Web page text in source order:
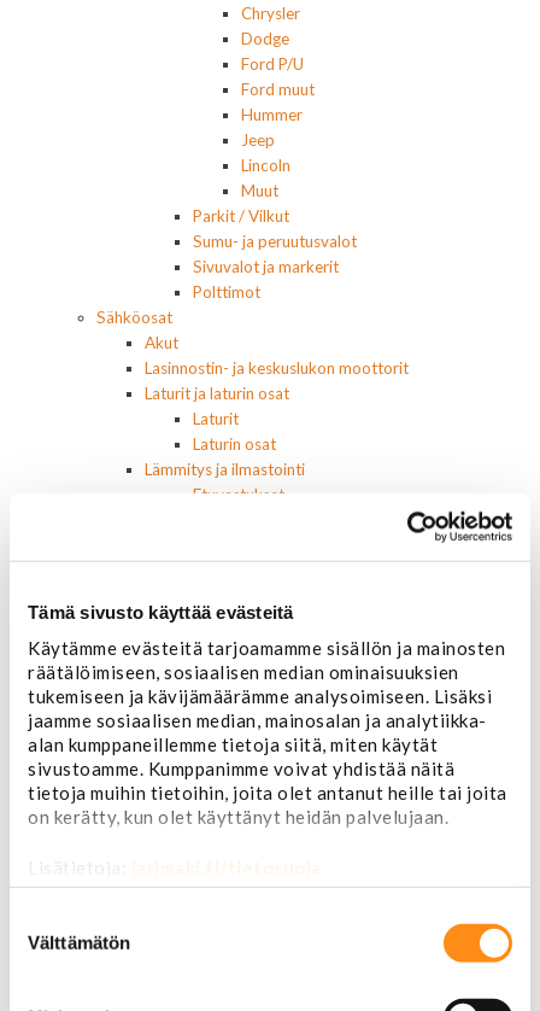
Tämä sivusto käyttää evästeitä
Käytämme evästeitä tarjoamamme sisällön ja mainosten
räätälöimiseen, sosiaalisen median ominaisuuksien
tukemiseen ja kävijämäärämme analysoimiseen. Lisäksi
jaamme sosiaalisen median, mainosalan ja analytiikka-
alan kumppaneillemme tietoja siitä, miten käytät
sivustoamme. Kumppanimme voivat yhdistää näitä
tietoja muihin tietoihin, joita olet antanut heille tai joita
on kerätty, kun olet käyttänyt heidän palvelujaan.
Lisätietoja: jarimaki.fi/tietosuoja
valinta
Välttämätön
Chrysler
Dodge
Ford P/U
Ford muut
Hummer
Jeep
Lincoln
Muut
Parkit / Vilkut
Sumu- ja peruutusvalot
Sivuvalot ja markerit
Polttimot
Sähköosat
Akut
Lasinnostin- ja keskuslukon moottorit
Laturit ja laturin osat
Laturit
Laturin osat
Lämmitys ja ilmastointi
Etuvastukset
Ilmastoinnin osat
Muut
Ohjainlaitteet
Startit ja startin osat
Starttimoottorit
Starttimoottorin osat
Sytytysosat
Sähköosat
Ajovalokytkimet